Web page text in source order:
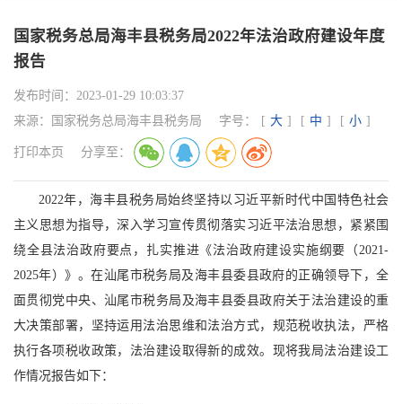
国家税务总局海丰县税务局2022年法治政府建设年度
报告
发布时间： 2023-01-29 10:03:37
来源：
国家税务总局海丰县税务局 字号： [ 大 ] [ 中 ] [ 小 ]
打印本页 分享至：
2022年，海丰县税务局始终坚持以习近平新时代中国特色社会
主义思想为指导，深入学习宣传贯彻落实习近平法治思想，紧紧围
绕全县法治政府要点，扎实推进《法治政府建设实施纲要（2021-
2025年）》。在汕尾市税务局及海丰县委县政府的正确领导下，全
面贯彻党中央、汕尾市税务局及海丰县委县政府关于法治建设的重
大决策部署，坚持运用法治思维和法治方式，规范税收执法，严格
执行各项税收政策，法治建设取得新的成效。现将我局法治建设工
作情况报告如下：